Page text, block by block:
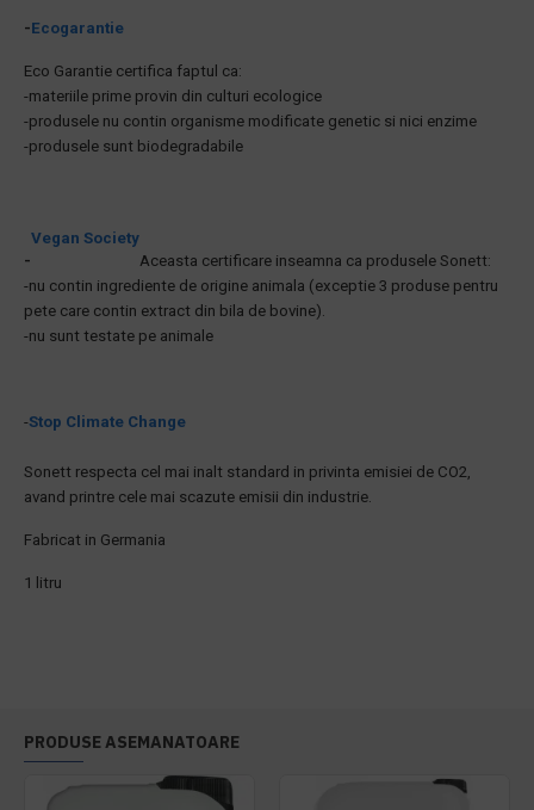
-Ecogarantie
Eco Garantie certifica faptul ca:
-materiile prime provin din culturi ecologice
-produsele nu contin organisme modificate genetic si nici enzime
-produsele sunt biodegradabile
-
Vegan Society
Aceasta certificare inseamna ca produsele Sonett:
-nu contin ingrediente de origine animala (exceptie 3 produse pentru
pete care contin extract din bila de bovine).
-nu sunt testate pe animale
-Stop Climate Change
Sonett respecta cel mai inalt standard in privinta emisiei de CO2,
avand printre cele mai scazute emisii din industrie.
Fabricat in Germania
1 litru
PRODUSE ASEMANATOARE